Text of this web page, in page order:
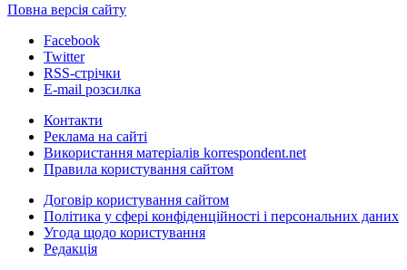
Повна версія сайту
Facebook
Twitter
RSS-стрічки
E-mail розсилка
Контакти
Реклама на сайті
Використання матеріалів korrespondent.net
Правила користування сайтом
Договір користування сайтом
Політика у сфері конфіденційності і персональних даних
Угода щодо користування
Редакція